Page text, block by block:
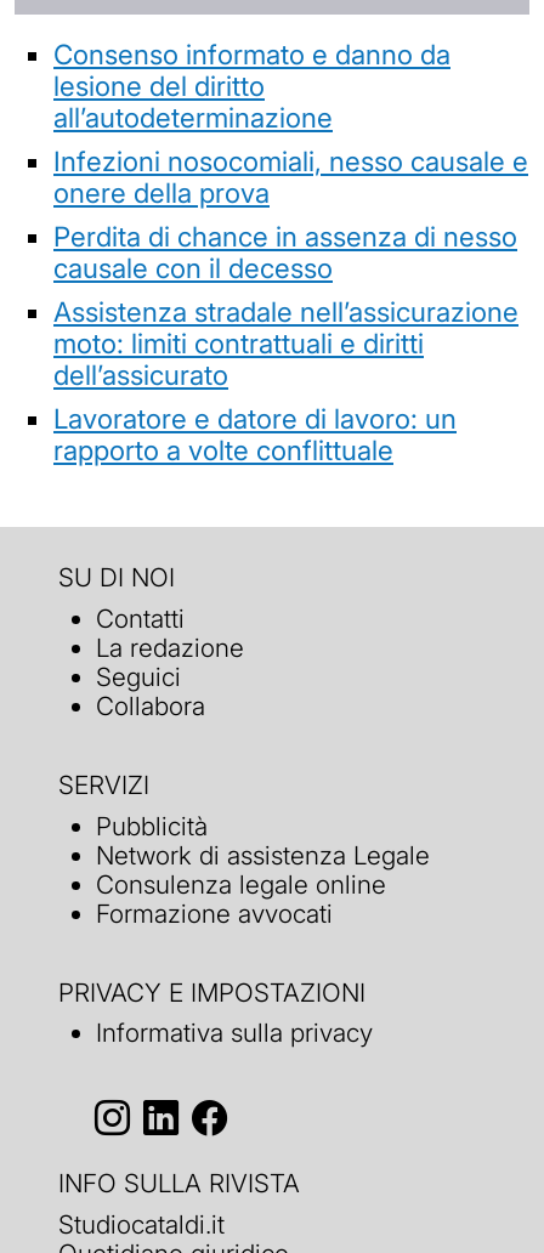
Consenso informato e danno da
lesione del diritto
all’autodeterminazione
Infezioni nosocomiali, nesso causale e
onere della prova
Perdita di chance in assenza di nesso
causale con il decesso
Assistenza stradale nell’assicurazione
moto: limiti contrattuali e diritti
dell’assicurato
Lavoratore e datore di lavoro: un
rapporto a volte conflittuale
SU DI NOI
Contatti
La redazione
Seguici
Collabora
SERVIZI
Pubblicità
Network di assistenza Legale
Consulenza legale online
Formazione avvocati
PRIVACY E IMPOSTAZIONI
Informativa sulla privacy
INFO SULLA RIVISTA
Studiocataldi.it